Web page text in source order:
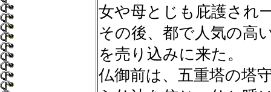
女や母とじも庇護され
その後、都で人気の高
を売り込みに来た。
仏御前は、五重塔の塔